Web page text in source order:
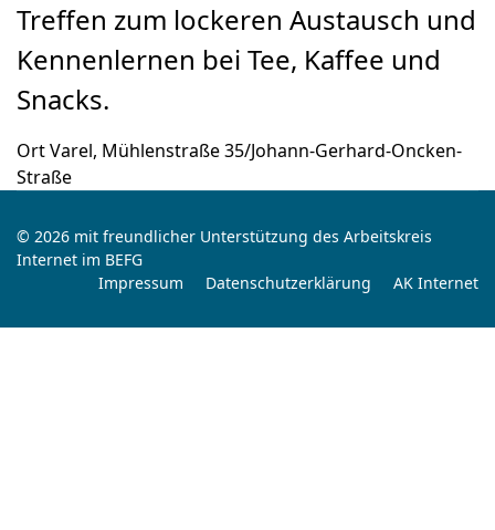
Treffen zum lockeren Austausch und
Kennenlernen bei Tee, Kaffee und
Snacks.
OrtVarel, Mühlenstraße 35/Johann-Gerhard-Oncken-
Straße
© 2026 mit freundlicher Unterstützung des Arbeitskreis
Internet im BEFG
Impressum
Datenschutzerklärung AK Internet